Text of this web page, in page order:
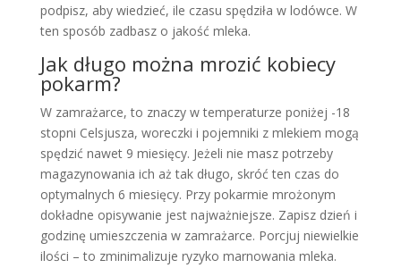
podpisz, aby wiedzieć, ile czasu spędziła w lodówce. W
ten sposób zadbasz o jakość mleka.
Jak długo można mrozić kobiecy
pokarm?
W zamrażarce, to znaczy w temperaturze poniżej -18
stopni Celsjusza, woreczki i pojemniki z mlekiem mogą
spędzić nawet 9 miesięcy. Jeżeli nie masz potrzeby
magazynowania ich aż tak długo, skróć ten czas do
optymalnych 6 miesięcy. Przy pokarmie mrożonym
dokładne opisywanie jest najważniejsze. Zapisz dzień i
godzinę umieszczenia w zamrażarce. Porcjuj niewielkie
ilości – to zminimalizuje ryzyko marnowania mleka.